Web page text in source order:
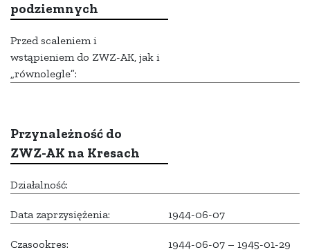
podziemnych
Przed scaleniem i
wstąpieniem do ZWZ-AK, jak i
„równolegle”:
Przynależność do
ZWZ-AK na Kresach
Działalność:
Data zaprzysiężenia: 1944-06-07
Czasookres: 1944-06-07 – 1945-01-29